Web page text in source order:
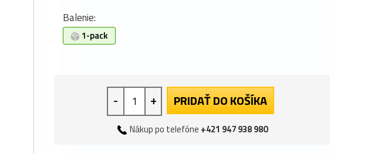
Balenie:
1-pack
- + PRIDAŤ DO KOŠÍKA
Nákup po telefóne +421 947 938 980